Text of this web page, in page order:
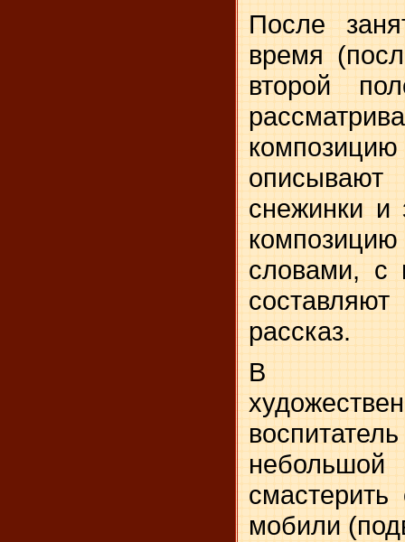
После
время
второй
снежинки и
словами, с
рассказ.
В
мобили